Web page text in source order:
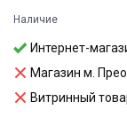
Наличие
Интернет-
Магазин м.
Витринный